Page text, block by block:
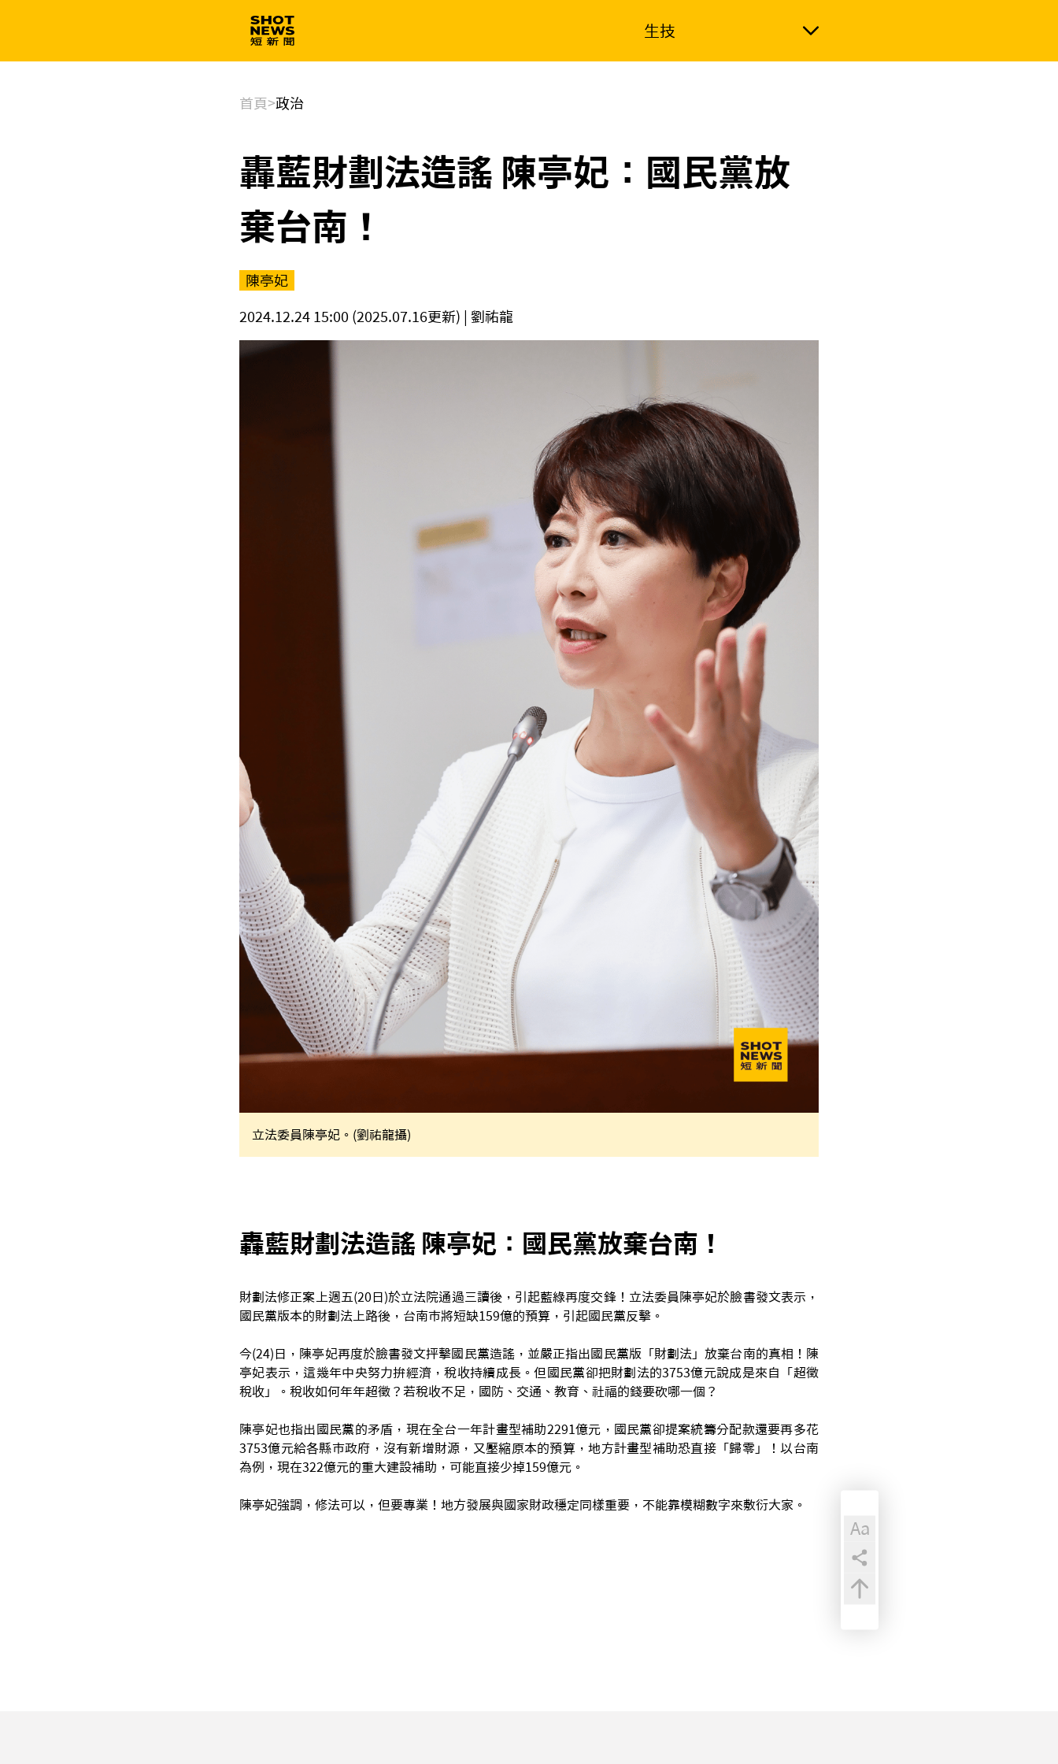
生技
首頁>政治
轟藍財劃法造謠 陳亭妃：國民黨放
棄台南！
陳亭妃
2024.12.24 15:00 (2025.07.16更新) | 劉祐龍
立法委員陳亭妃。(劉祐龍攝)
轟藍財劃法造謠 陳亭妃：國民黨放棄台南！
財劃法修正案上週五(20日)於立法院通過三讀後，引起藍綠再度交鋒！立法委員陳亭妃於臉書發文表示，
國民黨版本的財劃法上路後，台南市將短缺159億的預算，引起國民黨反擊。
今(24)日，陳亭妃再度於臉書發文抨擊國民黨造謠，並嚴正指出國民黨版「財劃法」放棄台南的真相！陳
亭妃表示，這幾年中央努力拚經濟，稅收持續成長。但國民黨卻把財劃法的3753億元說成是來自「超徵
稅收」。稅收如何年年超徵？若稅收不足，國防、交通、教育、社福的錢要砍哪一個？
陳亭妃也指出國民黨的矛盾，現在全台一年計畫型補助2291億元，國民黨卻提案統籌分配款還要再多花
3753億元給各縣市政府，沒有新增財源，又壓縮原本的預算，地方計畫型補助恐直接「歸零」！以台南
為例，現在322億元的重大建設補助，可能直接少掉159億元。
陳亭妃強調，修法可以，但要專業！地方發展與國家財政穩定同樣重要，不能靠模糊數字來敷衍大家。
Aa